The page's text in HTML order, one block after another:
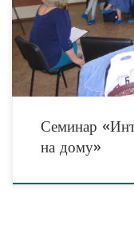
№ 405 от 15.05.2013 г. «О
Семинар
на дому»